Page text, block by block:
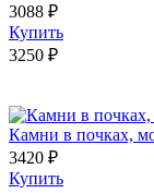
3088 ₽
Купить
3250 ₽
Камни в почках,
3420 ₽
Купить